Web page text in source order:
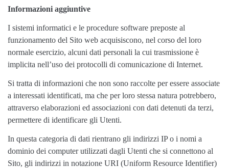
Informazioni aggiuntive
I sistemi informatici e le procedure software preposte al
funzionamento del Sito web acquisiscono, nel corso del loro
normale esercizio, alcuni dati personali la cui trasmissione è
implicita nell’uso dei protocolli di comunicazione di Internet.
Si tratta di informazioni che non sono raccolte per essere associate
a interessati identificati, ma che per loro stessa natura potrebbero,
attraverso elaborazioni ed associazioni con dati detenuti da terzi,
permettere di identificare gli Utenti.
In questa categoria di dati rientrano gli indirizzi IP o i nomi a
dominio dei computer utilizzati dagli Utenti che si connettono al
Sito, gli indirizzi in notazione URI (Uniform Resource Identifier)